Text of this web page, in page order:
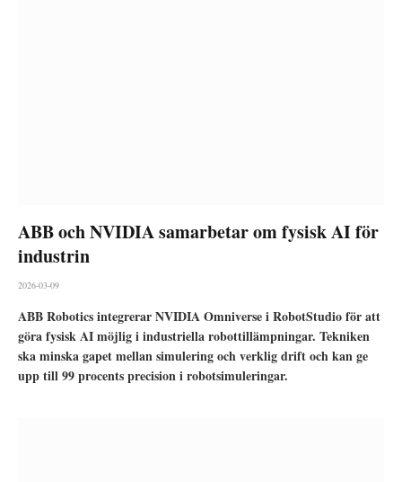
ABB och NVIDIA samarbetar om fysisk AI för
industrin
2026-03-09
ABB Robotics integrerar NVIDIA Omniverse i RobotStudio för att
göra fysisk AI möjlig i industriella robottillämpningar. Tekniken
ska minska gapet mellan simulering och verklig drift och kan ge
upp till 99 procents precision i robotsimuleringar.